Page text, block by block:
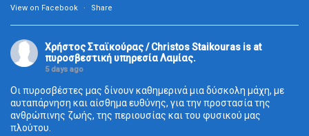
View on Facebook · Share
Χρήστος Σταϊκούρας / Christos Staikouras is at
πυροσβεστική υπηρεσία Λαμίας.
5 days ago
Οι πυροσβέστες μας δίνουν καθημερινά μια δύσκολη μάχη, με
αυταπάρνηση και αίσθημα ευθύνης, για την προστασία της
ανθρώπινης ζωής, της περιουσίας και του φυσικού μας
πλούτου.